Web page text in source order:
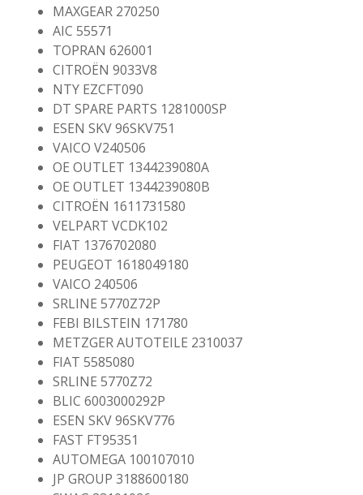
MAXGEAR 270250
AIC 55571
TOPRAN 626001
CITROËN 9033V8
NTY EZCFT090
DT SPARE PARTS 1281000SP
ESEN SKV 96SKV751
VAICO V240506
OE OUTLET 1344239080A
OE OUTLET 1344239080B
CITROËN 1611731580
VELPART VCDK102
FIAT 1376702080
PEUGEOT 1618049180
VAICO 240506
SRLINE 5770Z72P
FEBI BILSTEIN 171780
METZGER AUTOTEILE 2310037
FIAT 5585080
SRLINE 5770Z72
BLIC 6003000292P
ESEN SKV 96SKV776
FAST FT95351
AUTOMEGA 100107010
JP GROUP 3188600180